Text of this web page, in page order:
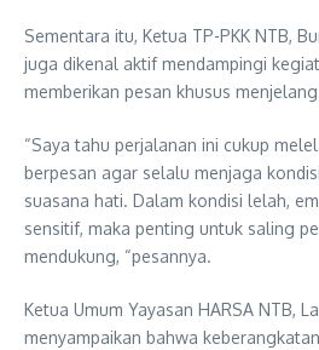
Sementara itu, Ketua TP-PKK NTB,
juga dikenal aktif mendampingi
memberikan pesan khusus
“Saya tahu perjalanan ini cukup
berpesan agar selalu menjaga
suasana hati. Dalam kondisi lelah,
sensitif, maka penting untuk saling
mendukung, “pesannya.
Ketua Umum Yayasan HARSA NTB,
menyampaikan bahwa